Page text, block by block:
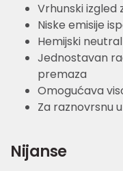
Vrhunski izgled
Niske emisije
Hemijski
Jednostavan
premaza
Omogućava
Za raznovrsnu
Nijanse